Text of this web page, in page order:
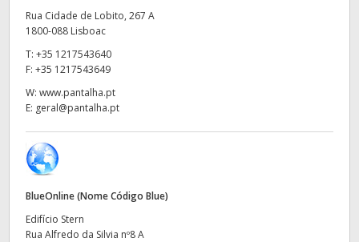
Hong Kong SAR, China
India
Italy
Mexico
Malaysia
Rua Cidade de Lobito, 267 A
1800-088 Lisboac
T: +35 1217543640
F: +35 1217543649
W: www.pantalha.pt
E: geral@pantalha.pt
BlueOnline (Nome Código Blue)
Edifício Stern
Rua Alfredo da Silvia nº8 A